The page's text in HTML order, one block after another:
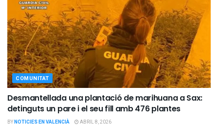
COMUNITAT
Desmantellada una plantació de marihuana a Sax:
detinguts un pare i el seu fill amb 476 plantes
BYNOTICIES EN VALENCIÀ ABRIL 8, 2026